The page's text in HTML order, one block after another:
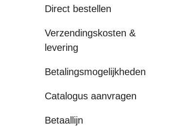
Direct bestellen
Verzendingskosten &
levering
Betalingsmogelijkheden
Catalogus aanvragen
Betaallijn